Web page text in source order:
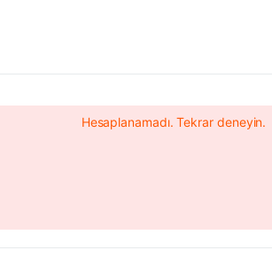
Hesaplanamadı. Tekrar deneyin.